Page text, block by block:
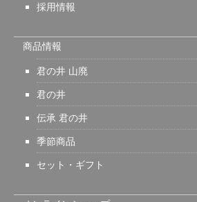
採用情報
商品情報
君の井 山廃
君の井
伝承 君の井
季節商品
セット・ギフト